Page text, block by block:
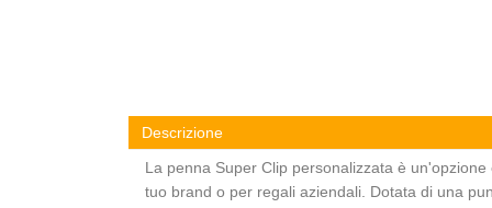
Descrizione
La penna Super Clip personalizzata è
tuo brand o per regali aziendali. Dotata di una